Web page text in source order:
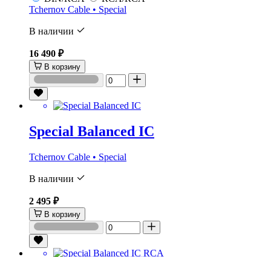
Tchernov Cable • Special
В наличии
16 490 ₽
В корзину
Special Balanced IC
Tchernov Cable • Special
В наличии
2 495 ₽
В корзину